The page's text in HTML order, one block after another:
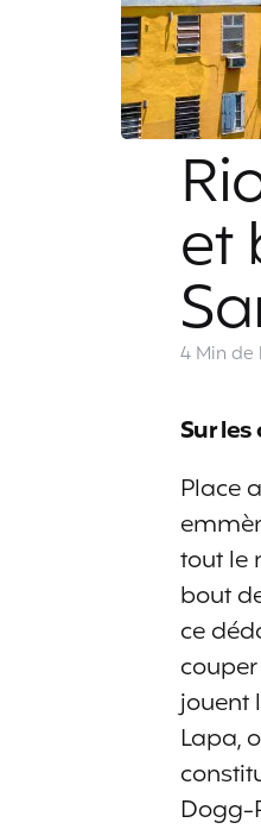
et
4 Min de
Sur les
Place
tout le
bout
ce
jouent
Lapa,
Dogg-